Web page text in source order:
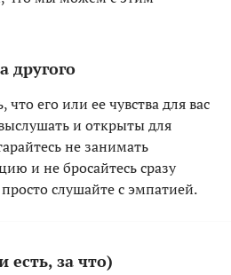
другого
его или ее чувства для вас
и открыты для
не занимать
и не бросайтесь сразу
слушайте с эмпатией.
есть, за что)